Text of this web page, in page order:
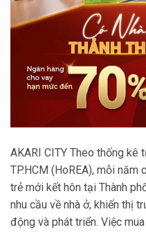
AKARI CITY Theo thống kê
TP.HCM (HoREA), mỗi
trẻ mới kết hôn tại Thành
nhu cầu về nhà ở, khiến thị
động và phát triển. Việc